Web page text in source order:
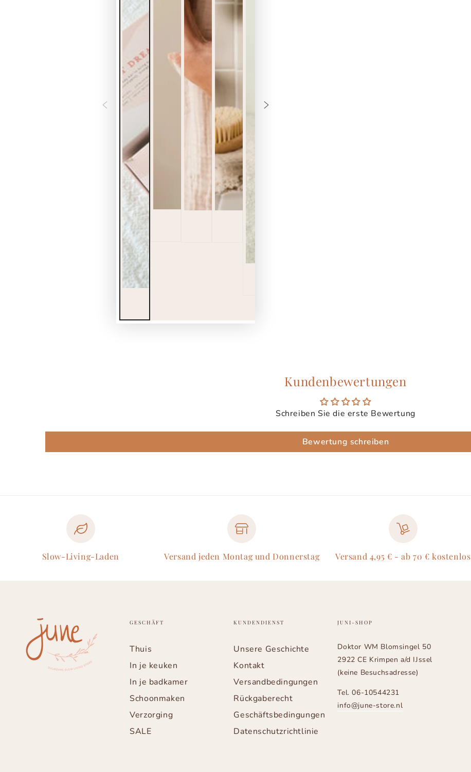
Kundenbewertungen
Schreiben Sie die erste Bewertung
Bewertung schreiben
Slow-Living-Laden Versand jeden Montag und Donnerstag Versand 4,95 € - ab 70 € kostenlos
GESCHÄFT
Thuis
In je keuken
In je badkamer
Schoonmaken
Verzorging
SALE
KUNDENDIENST
Unsere Geschichte
Kontakt
Versandbedingungen
Rückgaberecht
Geschäftsbedingungen
Datenschutzrichtlinie
JUNI-SHOP
Doktor WM Blomsingel 50
2922 CE Krimpen a/d IJssel
(keine Besuchsadresse)
Tel. 06-10544231
info@june-store.nl